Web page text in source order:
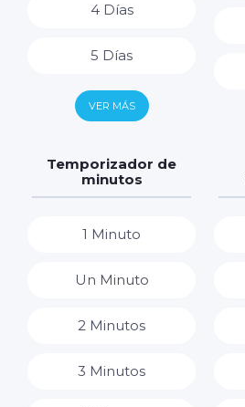
4 Días
5 Días
6 Días
VER MÁS
Temporizador de
minutos
1 Minuto
Un Minuto
2 Minutos
3 Minutos